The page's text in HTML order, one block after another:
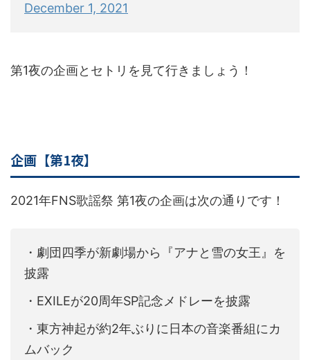
December 1, 2021
第1夜の企画とセトリを見て行きましょう！
企画【第1夜】
2021年FNS歌謡祭 第1夜の企画は次の通りです！
・劇団四季が新劇場から『アナと雪の女王』を
披露
・EXILEが20周年SP記念メドレーを披露
・東方神起が約2年ぶりに日本の音楽番組にカ
ムバック